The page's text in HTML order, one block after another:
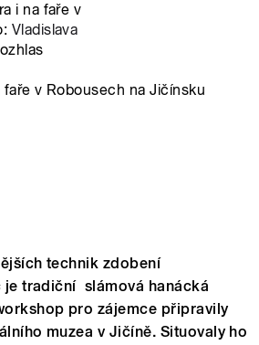
i na faře v
Vladislava
v Robousech na Jičínsku
technik zdobení
tradiční slámová hanácká
pro zájemce připravily
muzea v Jičíně. Situovaly ho